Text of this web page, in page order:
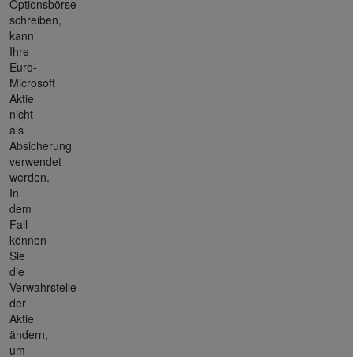
Optionsbörse
schreiben,
kann
Ihre
Euro-
Microsoft
Aktie
nicht
als
Absicherung
verwendet
werden.
In
dem
Fall
können
Sie
die
Verwahrstelle
der
Aktie
ändern,
um